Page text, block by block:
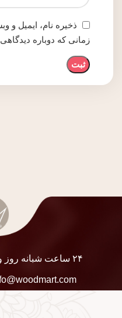
ذخیره نام، ایمیل و
زمانی که دوباره
۲۴ ساعت شبانه روز و ۷ روز هفته همراه شماییم